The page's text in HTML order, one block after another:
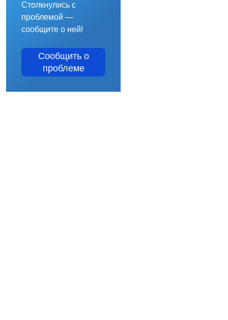
Столкнулись с
проблемой —
сообщите о ней!
Сообщить о
проблеме